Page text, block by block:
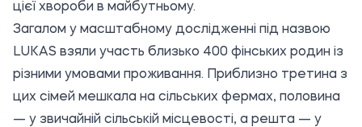
цієї хвороби в майбутньому.
Загалом у масштабному дослідженні під назвою
LUKAS взяли участь близько 400 фінських родин із
різними умовами проживання. Приблизно третина з
цих сімей мешкала на сільських фермах, половина
— у звичайній сільській місцевості, а решта — у